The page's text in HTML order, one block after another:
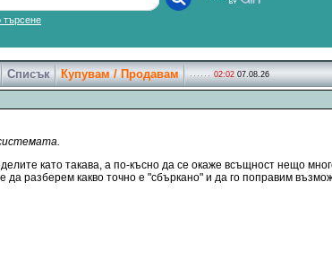
търсене
Списък Купувам / Продавам 02:02 07.08.26
като такава, а по-късно да се окаже всъщност нещо
да разберем какво точно е "сбъркано" и да го поправим